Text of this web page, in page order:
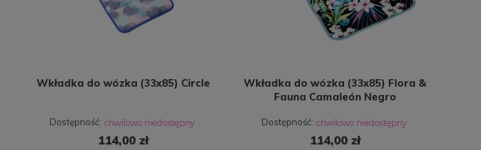
Wkładka do wózka (33x85) Circle
Dostępność:
114,00 zł
Wkładka do wózka (33x85) Flora &
Fauna Camaleón Negro
Dostępność:
114,00 zł